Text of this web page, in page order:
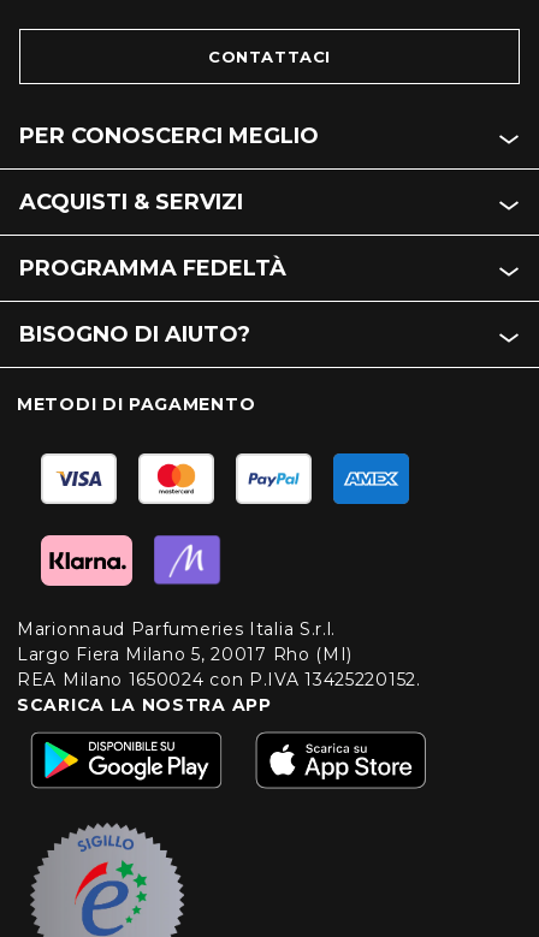
CONTATTACI
PER CONOSCERCI MEGLIO
ACQUISTI & SERVIZI
PROGRAMMA FEDELTÀ
BISOGNO DI AIUTO?
METODI DI PAGAMENTO
Marionnaud Parfumeries Italia S.r.l.
Largo Fiera Milano 5, 20017 Rho (MI)
REA Milano 1650024 con P.IVA 13425220152.
SCARICA LA NOSTRA APP